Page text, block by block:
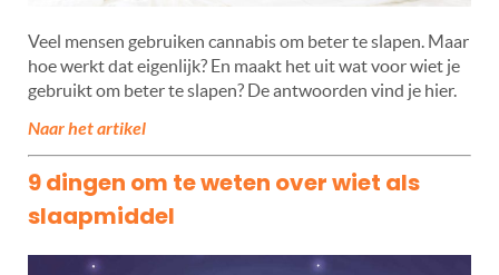
Veel mensen gebruiken cannabis om beter te slapen. Maar
hoe werkt dat eigenlijk? En maakt het uit wat voor wiet je
gebruikt om beter te slapen? De antwoorden vind je hier.
Naar het artikel
9 dingen om te weten over wiet als
slaapmiddel